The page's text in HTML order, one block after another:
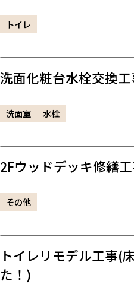
トイレ
洗面化粧台水栓交換工
洗面室 水栓
2Fウッドデッキ修繕
その他
トイレリモデル工事(
た！)